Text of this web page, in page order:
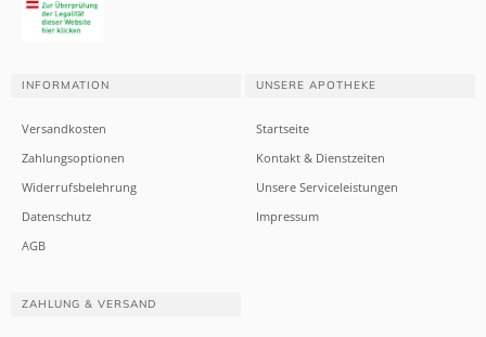
INFORMATION
Versandkosten
Zahlungsoptionen
Widerrufsbelehrung
Datenschutz
AGB
UNSERE APOTHEKE
Startseite
Kontakt & Dienstzeiten
Unsere Serviceleistungen
Impressum
ZAHLUNG & VERSAND